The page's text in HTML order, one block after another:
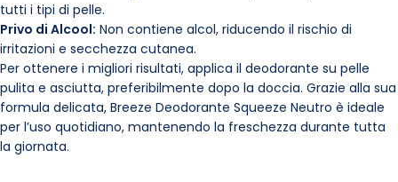
tutti i tipi di pelle.
Privo di Alcool: Non contiene alcol, riducendo il rischio di
irritazioni e secchezza cutanea.
Per ottenere i migliori risultati, applica il deodorante su pelle
pulita e asciutta, preferibilmente dopo la doccia. Grazie alla sua
formula delicata, Breeze Deodorante Squeeze Neutro è ideale
per l’uso quotidiano, mantenendo la freschezza durante tutta
la giornata.